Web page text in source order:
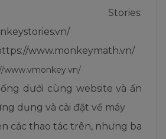
Stories:
www.monkeymath.vn/
www.vmonkey.vn/
dưới cùng website và ấn
dụng và cài đặt về máy
các thao tác trên, nhưng ba